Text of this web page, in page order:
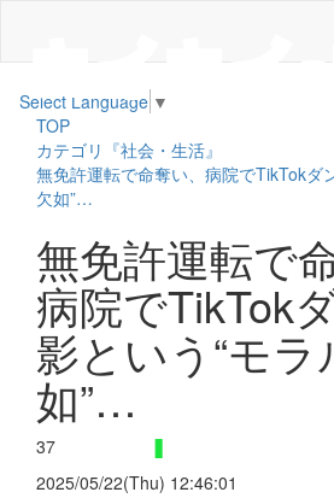
Select Language ▼
TOP
カテゴリ『社会・生活』
無免許運転で命奪い、病院でTikTokダ
欠如”…
無免許運転で
病院でTikTok
影という“モラ
如”…
37
2025/05/22(Thu) 12:46:01